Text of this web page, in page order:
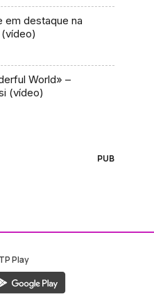
em destaque na
World» –
(vídeo)
PUB
Play